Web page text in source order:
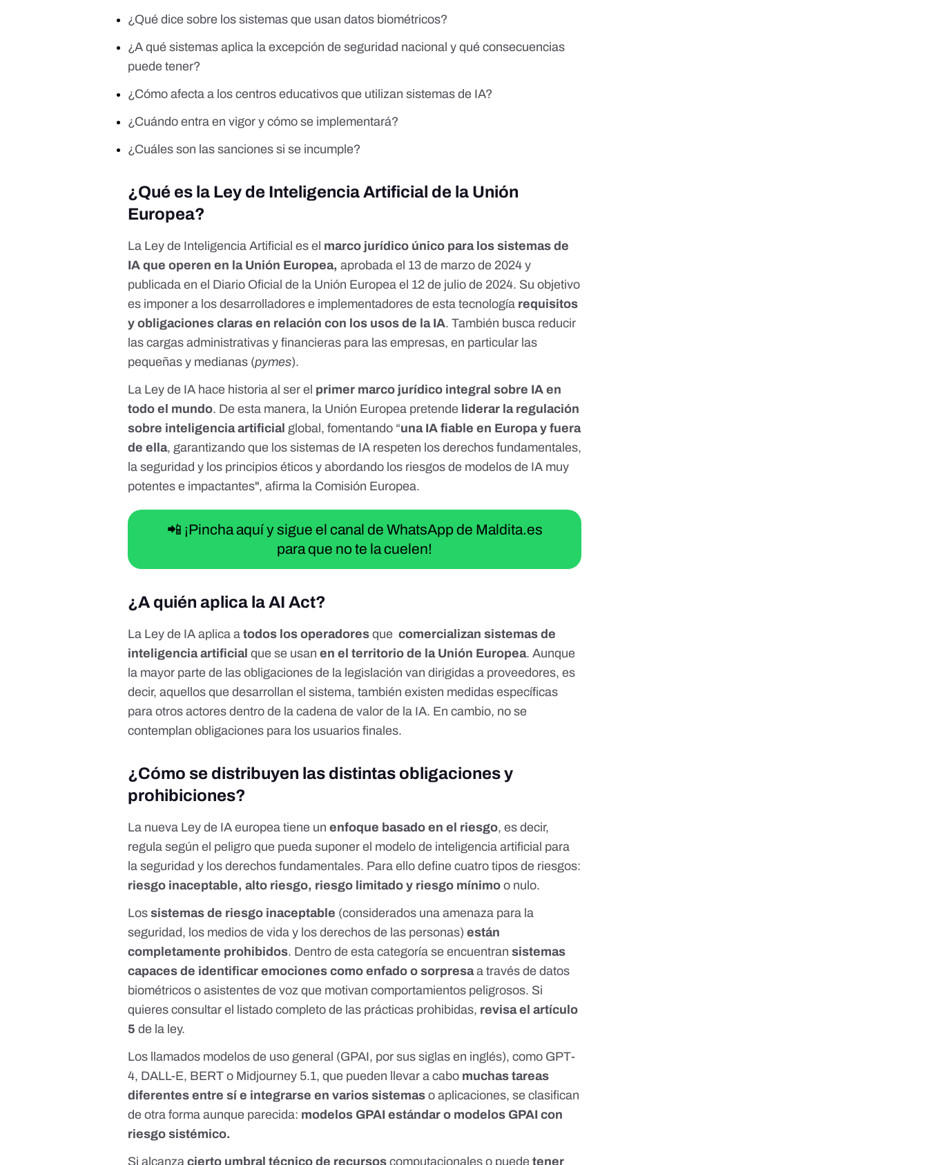
¿Qué dice sobre los sistemas que usan datos biométricos?
¿A qué sistemas aplica la excepción de seguridad nacional y qué consecuencias
puede tener?
¿Cómo afecta a los centros educativos que utilizan sistemas de IA?
¿Cuándo entra en vigor y cómo se implementará?
¿Cuáles son las sanciones si se incumple?
¿Qué es la Ley de Inteligencia Artificial de la Unión
Europea?
La Ley de Inteligencia Artificial es el marco jurídico único para los sistemas de
IA que operen en la Unión Europea, aprobada el 13 de marzo de 2024 y
publicada en el Diario Oficial de la Unión Europea el 12 de julio de 2024. Su objetivo
es imponer a los desarrolladores e implementadores de esta tecnología requisitos
y obligaciones claras en relación con los usos de la IA. También busca reducir
las cargas administrativas y financieras para las empresas, en particular las
pequeñas y medianas (pymes).
La Ley de IA hace historia al ser el primer marco jurídico integral sobre IA en
todo el mundo. De esta manera, la Unión Europea pretende liderar la regulación
sobre inteligencia artificialglobal, fomentando “una IA fiable en Europa y fuera
de ella, garantizando que los sistemas de IA respeten los derechos fundamentales,
la seguridad y los principios éticos y abordando los riesgos de modelos de IA muy
potentes e impactantes",afirma la Comisión Europea.
📲 ¡Pincha aquí y sigue el canal de WhatsApp de Maldita.es
para que no te la cuelen!
¿A quién aplica la AI Act?
La Ley de IA aplica atodos los operadoresquecomercializan sistemas de
inteligencia artificialque se usanen el territorio de la Unión Europea. Aunque
la mayor parte de las obligaciones de la legislación van dirigidas a proveedores, es
decir, aquellos que desarrollan el sistema, también existen medidas específicas
para otros actores dentro de la cadena de valor de la IA. En cambio, no se
contemplan obligaciones para los usuarios finales.
¿Cómo se distribuyen las distintas obligaciones y
prohibiciones?
La nueva Ley de IA europea tiene unenfoque basado en el riesgo, es decir,
regula según el peligro que pueda suponer el modelo de inteligencia artificial para
la seguridad y los derechos fundamentales. Para ello define cuatro tipos de riesgos:
riesgo inaceptable, alto riesgo, riesgo limitado y riesgo mínimo o nulo.
Lossistemas de riesgo inaceptable (considerados una amenaza para la
seguridad, los medios de vida y los derechos de las personas)están
completamente prohibidos. Dentro de esta categoría se encuentransistemas
capaces de identificar emociones como enfado o sorpresaa través de datos
biométricos o asistentes de voz que motivan comportamientos peligrosos. Si
quieres consultar el listado completo de las prácticas prohibidas, revisa elartículo
5 de la ley.
Los llamados modelos de uso general (GPAI, por sus siglas en inglés), como GPT-
4, DALL-E, BERT o Midjourney 5.1, que pueden llevar a cabo muchas tareas
diferentes entre sí e integrarse en varios sistemas o aplicaciones, se clasifican
de otra forma aunque parecida: modelos GPAI estándar o modelos GPAI con
riesgo sistémico.
Si alcanza cierto umbral técnico de recursoscomputacionales o puede tener